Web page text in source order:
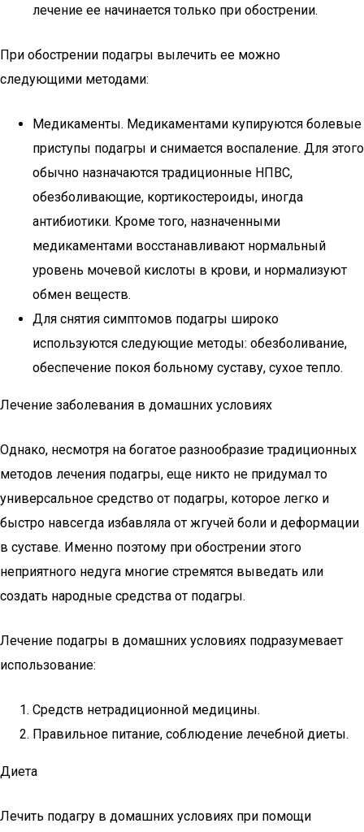
лечение ее начинается только при обострении.
При обострении подагры вылечить ее можно
следующими методами:
Медикаменты. Медикаментами купируются болевые
приступы подагры и снимается воспаление. Для этого
обычно назначаются традиционные НПВС,
обезболивающие, кортикостероиды, иногда
антибиотики. Кроме того, назначенными
медикаментами восстанавливают нормальный
уровень мочевой кислоты в крови, и нормализуют
обмен веществ.
Для снятия симптомов подагры широко
используются следующие методы: обезболивание,
обеспечение покоя больному суставу, сухое тепло.
Лечение заболевания в домашних условиях
Однако, несмотря на богатое разнообразие традиционных
методов лечения подагры, еще никто не придумал то
универсальное средство от подагры, которое легко и
быстро навсегда избавляла от жгучей боли и деформации
в суставе. Именно поэтому при обострении этого
неприятного недуга многие стремятся выведать или
создать народные средства от подагры.
Лечение подагры в домашних условиях подразумевает
использование:
Средств нетрадиционной медицины.
Правильное питание, соблюдение лечебной диеты.
Диета
Лечить подагру в домашних условиях при помощи